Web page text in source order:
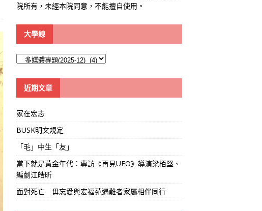
院所有，未經本院同意，不能擅自使用。
大學線
線
近期文章
家在宏志
BUSK明文規定
「毛」中生「友」
當下就是黃金年代：專訪《再見UFO》導演梁栢堅、
編劇江皓昕
面對死亡 毋忘愛與宏福苑遇難者家屬相伴同行